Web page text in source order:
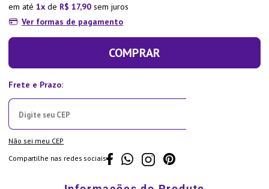
em até 1 de R$ 17,90 sem juros
Ver formas de pagamento
COMPRAR
Não sei meu CEP
Compartilhe nas redes sociais